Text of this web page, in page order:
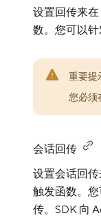
设置回传来
数。您可以针
重要提
您必须
会话回传
设置会话回
触发函数。
传。SDK 向